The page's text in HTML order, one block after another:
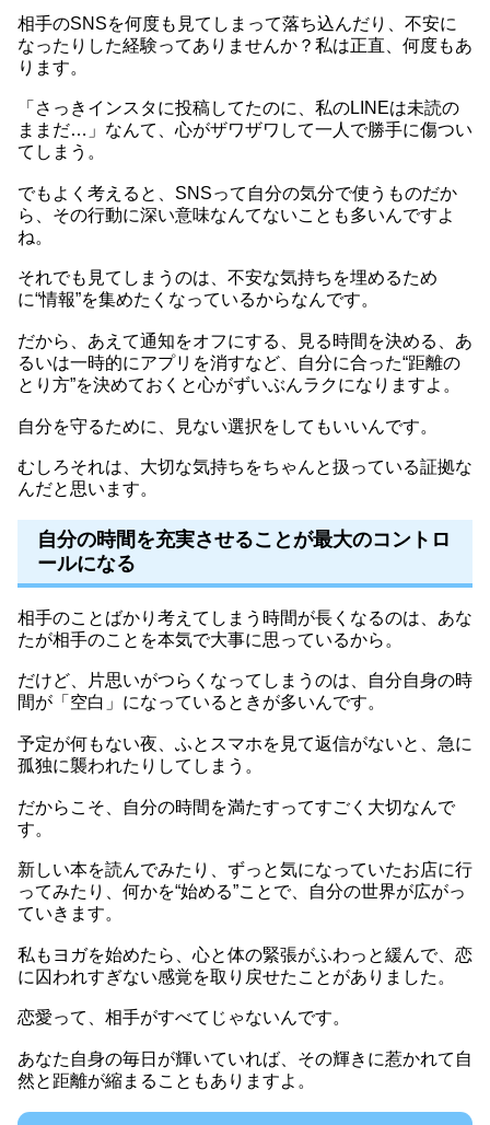
相手のSNSを何度も見てしまって落ち込んだり、不安に
なったりした経験ってありませんか？私は正直、何度もあ
ります。
「さっきインスタに投稿してたのに、私のLINEは未読の
ままだ…」なんて、心がザワザワして一人で勝手に傷つい
てしまう。
でもよく考えると、SNSって自分の気分で使うものだか
ら、その行動に深い意味なんてないことも多いんですよ
ね。
それでも見てしまうのは、不安な気持ちを埋めるため
に“情報”を集めたくなっているからなんです。
だから、あえて通知をオフにする、見る時間を決める、あ
るいは一時的にアプリを消すなど、自分に合った“距離の
とり方”を決めておくと心がずいぶんラクになりますよ。
自分を守るために、見ない選択をしてもいいんです。
むしろそれは、大切な気持ちをちゃんと扱っている証拠な
んだと思います。
自分の時間を充実させることが最大のコントロ
ールになる
相手のことばかり考えてしまう時間が長くなるのは、あな
たが相手のことを本気で大事に思っているから。
だけど、片思いがつらくなってしまうのは、自分自身の時
間が「空白」になっているときが多いんです。
予定が何もない夜、ふとスマホを見て返信がないと、急に
孤独に襲われたりしてしまう。
だからこそ、自分の時間を満たすってすごく大切なんで
す。
新しい本を読んでみたり、ずっと気になっていたお店に行
ってみたり、何かを“始める”ことで、自分の世界が広がっ
ていきます。
私もヨガを始めたら、心と体の緊張がふわっと緩んで、恋
に囚われすぎない感覚を取り戻せたことがありました。
恋愛って、相手がすべてじゃないんです。
あなた自身の毎日が輝いていれば、その輝きに惹かれて自
然と距離が縮まることもありますよ。